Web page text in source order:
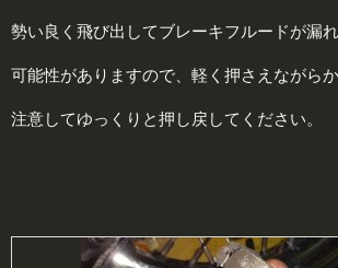
勢い良く飛び出してブレーキフルードが漏
可能性がありますので、軽く押さえながらか
注意してゆっくりと押し戻してください。